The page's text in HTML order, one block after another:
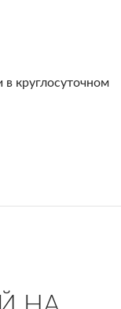
в круглосуточном